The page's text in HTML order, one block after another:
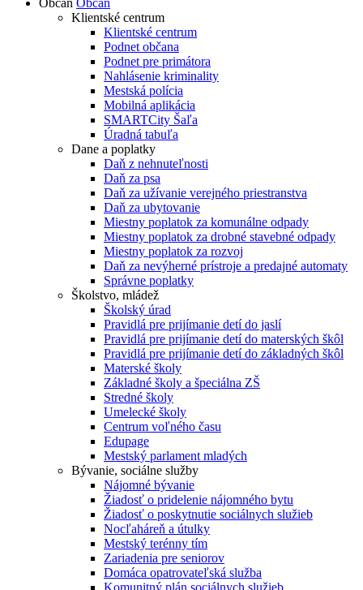
Občan Občan
Klientské centrum
Klientské centrum
Podnet občana
Podnet pre primátora
Nahlásenie kriminality
Mestská polícia
Mobilná aplikácia
SMARTCity Šaľa
Úradná tabuľa
Dane a poplatky
Daň z nehnuteľnosti
Daň za psa
Daň za užívanie verejného priestranstva
Daň za ubytovanie
Miestny poplatok za komunálne odpady
Miestny poplatok za drobné stavebné odpady
Miestny poplatok za rozvoj
Daň za nevýherné prístroje a predajné automaty
Správne poplatky
Školstvo, mládež
Školský úrad
Pravidlá pre prijímanie detí do jaslí
Pravidlá pre prijímanie detí do materských škôl
Pravidlá pre prijímanie detí do základných škôl
Materské školy
Základné školy a špeciálna ZŠ
Stredné školy
Umelecké školy
Centrum voľného času
Edupage
Mestský parlament mladých
Bývanie, sociálne služby
Nájomné bývanie
Žiadosť o pridelenie nájomného bytu
Žiadosť o poskytnutie sociálnych služieb
Nocľaháreň a útulky
Mestský terénny tím
Zariadenia pre seniorov
Domáca opatrovateľská služba
Komunitný plán sociálnych služieb